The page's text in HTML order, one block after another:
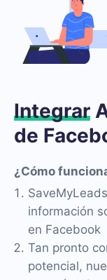
Integrar
de
¿Cómo
información
en Facebook
Tan pronto
potencial,